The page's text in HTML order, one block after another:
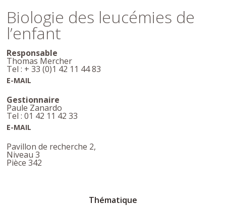
Biologie des leucémies de
l’enfant
Responsable
Thomas Mercher
Tel : + 33 (0)1 42 11 44 83
E-MAIL
Gestionnaire
Paule Zanardo
Tel : 01 42 11 42 33
E-MAIL
Pavillon de recherche 2,
Niveau 3
Pièce 342
Thématique